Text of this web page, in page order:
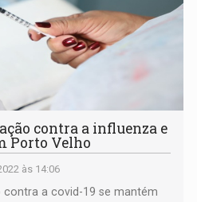
contra a influenza e
Porto Velho
às 14:06
contra a covid-19 se mantém